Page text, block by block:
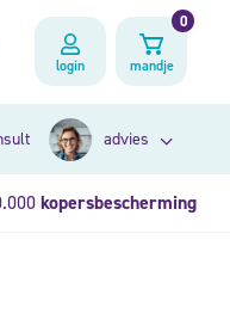
login
mandje
0
advies
kopersbescherming